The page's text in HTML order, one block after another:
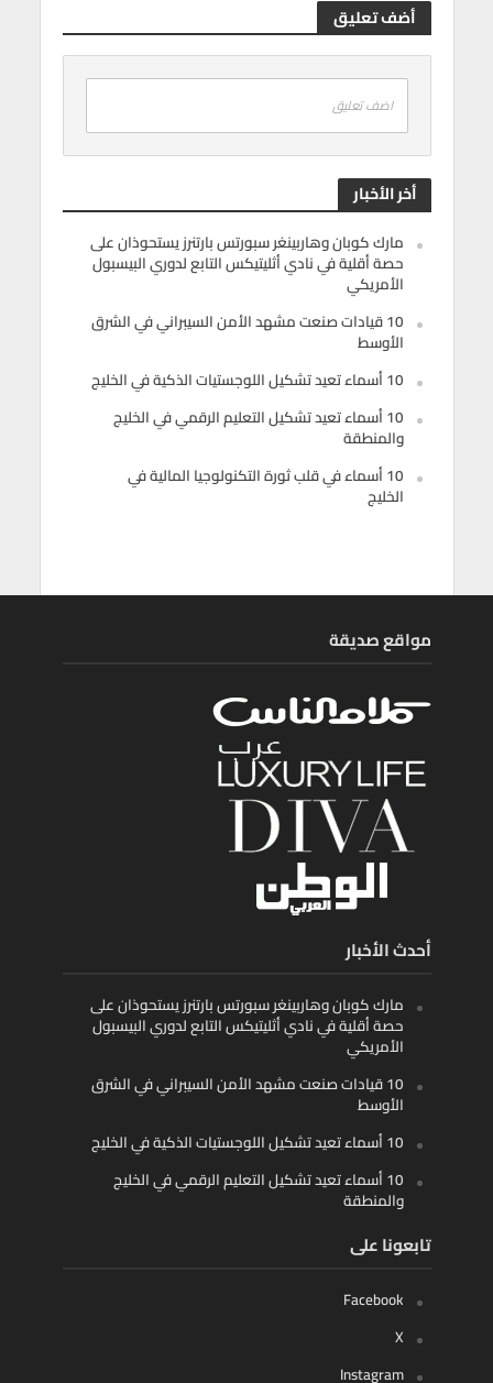
أضف تعليق
اضف تعليق
أخر الأخبار
مارك كوبان وهاربينغر سبورتس بارتنرز يستحوذان على
حصة أقلية في نادي أثليتيكس التابع لدوري البيسبول
الأمريكي
10 قيادات صنعت مشهد الأمن السيبراني في الشرق
الأوسط
10 أسماء تعيد تشكيل اللوجستيات الذكية في الخليج
10 أسماء تعيد تشكيل التعليم الرقمي في الخليج
والمنطقة
10 أسماء في قلب ثورة التكنولوجيا المالية في
الخليج
مواقع صديقة
أحدث الأخبار
مارك كوبان وهاربينغر سبورتس بارتنرز يستحوذان على
حصة أقلية في نادي أثليتيكس التابع لدوري البيسبول
الأمريكي
10 قيادات صنعت مشهد الأمن السيبراني في الشرق
الأوسط
10 أسماء تعيد تشكيل اللوجستيات الذكية في الخليج
10 أسماء تعيد تشكيل التعليم الرقمي في الخليج
والمنطقة
تابعونا على
Facebook
X
Instagram